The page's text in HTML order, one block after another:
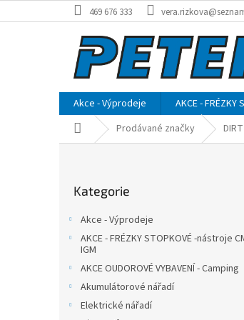
na
469 676 333
Akce - Výprodeje AKCE -
Domů Prodávané značky
kategorie
Kategorie
Akce - Výprodeje
AKCE - FRÉZKY STOPKOVÉ -nástroje
IGM
AKCE OUDOROVÉ VYBAVENÍ - Camping
Akumulátorové nářadí
Elektrické nářadí